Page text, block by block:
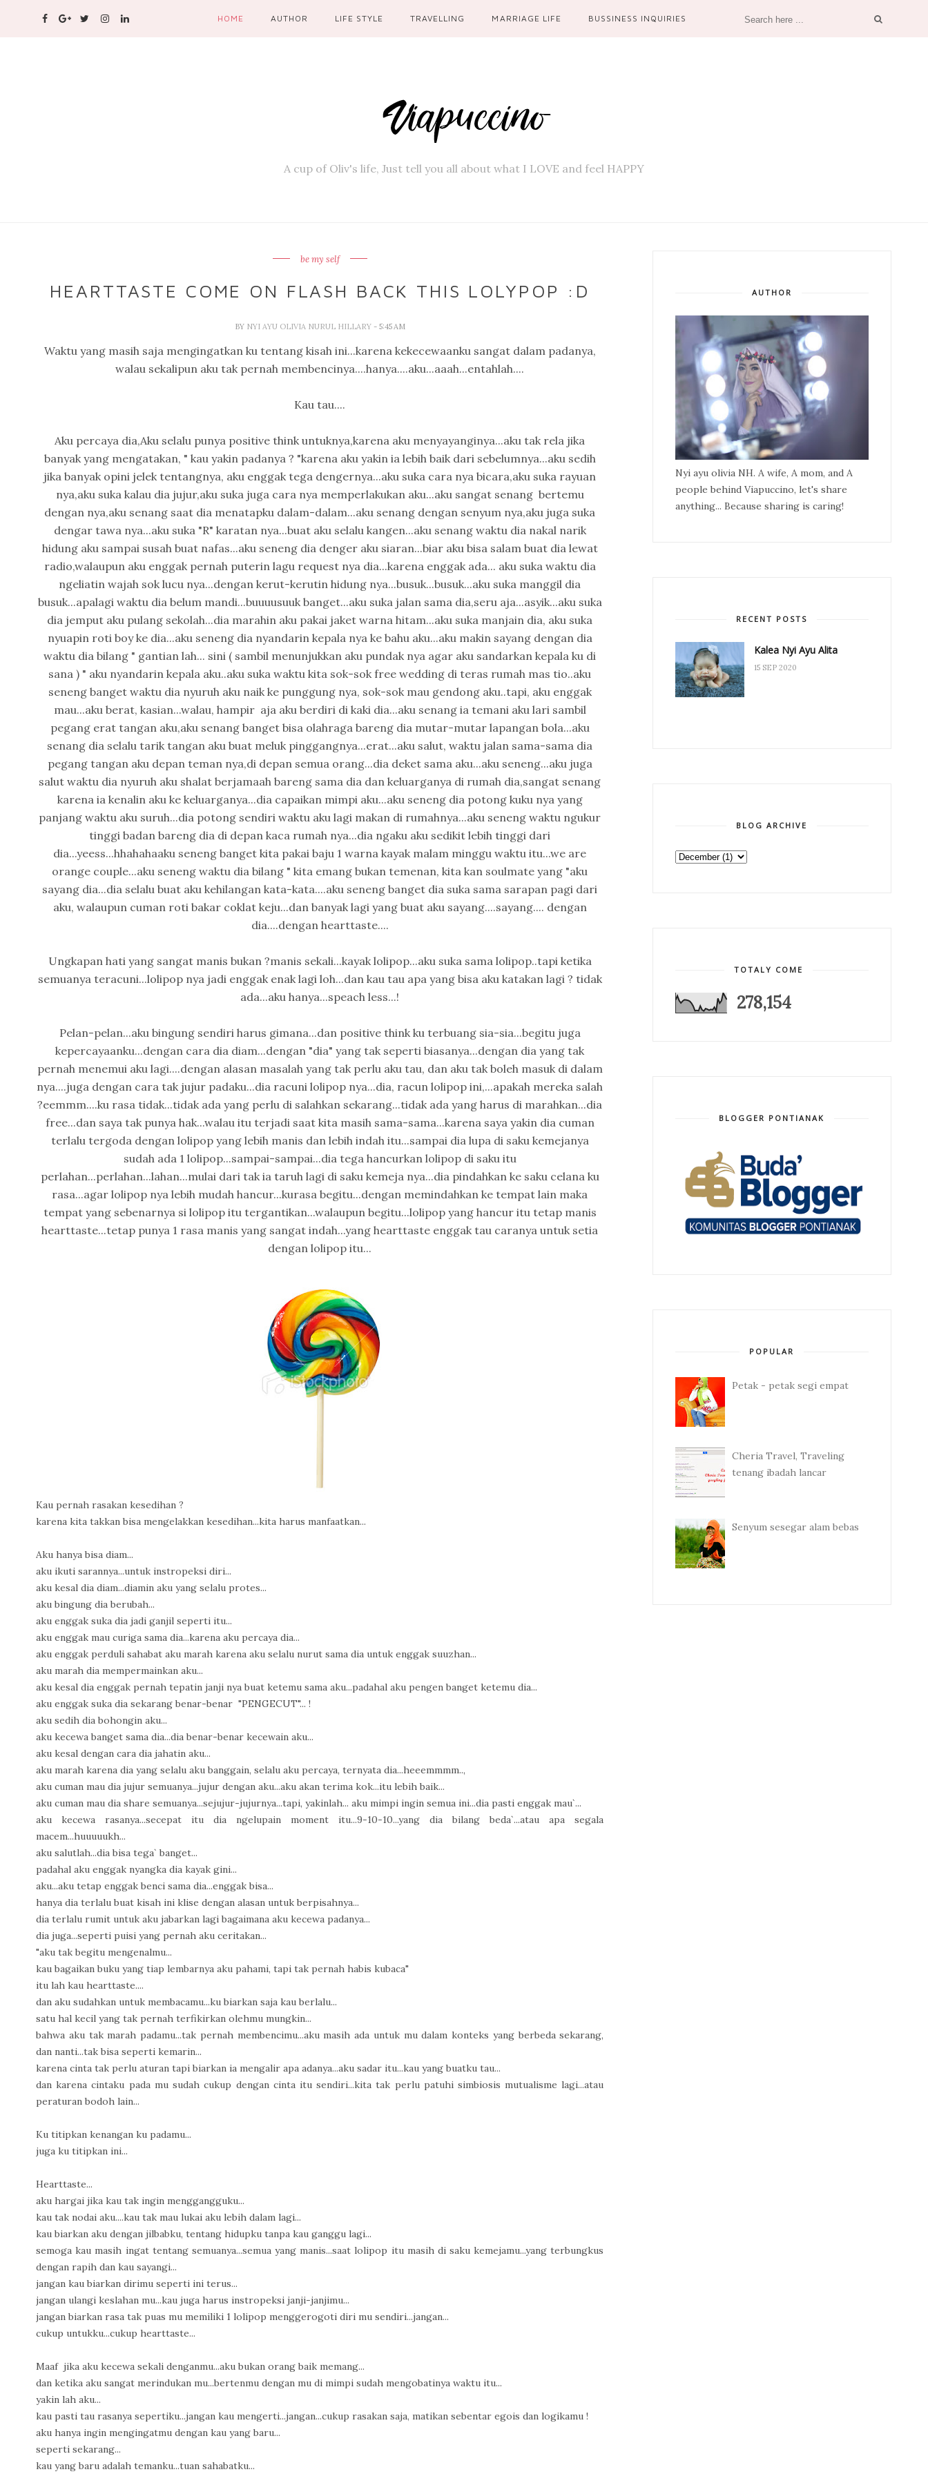
HOME AUTHOR LIFE STYLE TRAVELLING MARRIAGE LIFE BUSSINESS INQUIRIES
A cup of Oliv's life, Just tell you all about what I LOVE and feel HAPPY
be my self
HEARTTASTE COME ON FLASH BACK THIS LOLYPOP :D
BY NYI AYU OLIVIA NURUL HILLARY - 5:45 AM
Waktu yang masih saja mengingatkan ku tentang kisah ini...karena kekecewaanku sangat dalam padanya,
walau sekalipun aku tak pernah membencinya....hanya....aku...aaah...entahlah....
Kau tau....
Aku percaya dia,Aku selalu punya positive think untuknya,karena aku menyayanginya...aku tak rela jika
banyak yang mengatakan, " kau yakin padanya ? "karena aku yakin ia lebih baik dari sebelumnya...aku sedih
jika banyak opini jelek tentangnya, aku enggak tega dengernya...aku suka cara nya bicara,aku suka rayuan
nya,aku suka kalau dia jujur,aku suka juga cara nya memperlakukan aku...aku sangat senang bertemu
dengan nya,aku senang saat dia menatapku dalam-dalam...aku senang dengan senyum nya,aku juga suka
dengar tawa nya...aku suka "R" karatan nya...buat aku selalu kangen...aku senang waktu dia nakal narik
hidung aku sampai susah buat nafas...aku seneng dia denger aku siaran...biar aku bisa salam buat dia lewat
radio,walaupun aku enggak pernah puterin lagu request nya dia...karena enggak ada... aku suka waktu dia
ngeliatin wajah sok lucu nya...dengan kerut-kerutin hidung nya...busuk...busuk...aku suka manggil dia
busuk...apalagi waktu dia belum mandi...buuuusuuk banget...aku suka jalan sama dia,seru aja...asyik...aku suka
dia jemput aku pulang sekolah...dia marahin aku pakai jaket warna hitam...aku suka manjain dia, aku suka
nyuapin roti boy ke dia...aku seneng dia nyandarin kepala nya ke bahu aku...aku makin sayang dengan dia
waktu dia bilang " gantian lah... sini ( sambil menunjukkan aku pundak nya agar aku sandarkan kepala ku di
sana ) " aku nyandarin kepala aku..aku suka waktu kita sok-sok free wedding di teras rumah mas tio..aku
seneng banget waktu dia nyuruh aku naik ke punggung nya, sok-sok mau gendong aku..tapi, aku enggak
mau...aku berat, kasian...walau, hampir aja aku berdiri di kaki dia...aku senang ia temani aku lari sambil
pegang erat tangan aku,aku senang banget bisa olahraga bareng dia mutar-mutar lapangan bola...aku
senang dia selalu tarik tangan aku buat meluk pinggangnya...erat...aku salut, waktu jalan sama-sama dia
pegang tangan aku depan teman nya,di depan semua orang...dia deket sama aku...aku seneng...aku juga
salut waktu dia nyuruh aku shalat berjamaah bareng sama dia dan keluarganya di rumah dia,sangat senang
karena ia kenalin aku ke keluarganya...dia capaikan mimpi aku...aku seneng dia potong kuku nya yang
panjang waktu aku suruh...dia potong sendiri waktu aku lagi makan di rumahnya...aku seneng waktu ngukur
tinggi badan bareng dia di depan kaca rumah nya...dia ngaku aku sedikit lebih tinggi dari
dia...yeess...hhahahaaku seneng banget kita pakai baju 1 warna kayak malam minggu waktu itu...we are
orange couple...aku seneng waktu dia bilang " kita emang bukan temenan, kita kan soulmate yang "aku
sayang dia...dia selalu buat aku kehilangan kata-kata....aku seneng banget dia suka sama sarapan pagi dari
aku, walaupun cuman roti bakar coklat keju...dan banyak lagi yang buat aku sayang....sayang.... dengan
dia....dengan hearttaste....
Ungkapan hati yang sangat manis bukan ?manis sekali...kayak lolipop...aku suka sama lolipop..tapi ketika
semuanya teracuni...lolipop nya jadi enggak enak lagi loh...dan kau tau apa yang bisa aku katakan lagi ? tidak
ada...aku hanya...speach less...!
Pelan-pelan...aku bingung sendiri harus gimana...dan positive think ku terbuang sia-sia...begitu juga
kepercayaanku...dengan cara dia diam...dengan "dia" yang tak seperti biasanya...dengan dia yang tak
pernah menemui aku lagi....dengan alasan masalah yang tak perlu aku tau, dan aku tak boleh masuk di dalam
nya....juga dengan cara tak jujur padaku...dia racuni lolipop nya...dia, racun lolipop ini,...apakah mereka salah
?eemmm....ku rasa tidak...tidak ada yang perlu di salahkan sekarang...tidak ada yang harus di marahkan...dia
free...dan saya tak punya hak...walau itu terjadi saat kita masih sama-sama...karena saya yakin dia cuman
terlalu tergoda dengan lolipop yang lebih manis dan lebih indah itu...sampai dia lupa di saku kemejanya
sudah ada 1 lolipop...sampai-sampai...dia tega hancurkan lolipop di saku itu
perlahan...perlahan...lahan...mulai dari tak ia taruh lagi di saku kemeja nya...dia pindahkan ke saku celana ku
rasa...agar lolipop nya lebih mudah hancur...kurasa begitu...dengan memindahkan ke tempat lain maka
tempat yang sebenarnya si lolipop itu tergantikan...walaupun begitu...lolipop yang hancur itu tetap manis
hearttaste...tetap punya 1 rasa manis yang sangat indah...yang hearttaste enggak tau caranya untuk setia
dengan lolipop itu...
Kau pernah rasakan kesedihan ?
karena kita takkan bisa mengelakkan kesedihan...kita harus manfaatkan...
Aku hanya bisa diam...
aku ikuti sarannya...untuk instropeksi diri...
aku kesal dia diam...diamin aku yang selalu protes...
aku bingung dia berubah...
aku enggak suka dia jadi ganjil seperti itu...
aku enggak mau curiga sama dia...karena aku percaya dia...
aku enggak perduli sahabat aku marah karena aku selalu nurut sama dia untuk enggak suuzhan...
aku marah dia mempermainkan aku...
aku kesal dia enggak pernah tepatin janji nya buat ketemu sama aku...padahal aku pengen banget ketemu dia...
aku enggak suka dia sekarang benar-benar "PENGECUT"... !
aku sedih dia bohongin aku...
aku kecewa banget sama dia...dia benar-benar kecewain aku...
aku kesal dengan cara dia jahatin aku...
aku marah karena dia yang selalu aku banggain, selalu aku percaya, ternyata dia...heeemmmm..,
aku cuman mau dia jujur semuanya...jujur dengan aku...aku akan terima kok...itu lebih baik...
aku cuman mau dia share semuanya...sejujur-jujurnya...tapi, yakinlah... aku mimpi ingin semua ini...dia pasti enggak mau`...
aku kecewa rasanya...secepat itu dia ngelupain moment itu...9-10-10...yang dia bilang beda`...atau apa segala
macem...huuuuukh...
aku salutlah...dia bisa tega` banget...
padahal aku enggak nyangka dia kayak gini...
aku...aku tetap enggak benci sama dia...enggak bisa...
hanya dia terlalu buat kisah ini klise dengan alasan untuk berpisahnya...
dia terlalu rumit untuk aku jabarkan lagi bagaimana aku kecewa padanya...
dia juga...seperti puisi yang pernah aku ceritakan...
"aku tak begitu mengenalmu...
kau bagaikan buku yang tiap lembarnya aku pahami, tapi tak pernah habis kubaca"
itu lah kau hearttaste....
dan aku sudahkan untuk membacamu...ku biarkan saja kau berlalu...
satu hal kecil yang tak pernah terfikirkan olehmu mungkin...
bahwa aku tak marah padamu...tak pernah membencimu...aku masih ada untuk mu dalam konteks yang berbeda sekarang,
dan nanti...tak bisa seperti kemarin...
karena cinta tak perlu aturan tapi biarkan ia mengalir apa adanya...aku sadar itu...kau yang buatku tau...
dan karena cintaku pada mu sudah cukup dengan cinta itu sendiri...kita tak perlu patuhi simbiosis mutualisme lagi...atau
peraturan bodoh lain...
Ku titipkan kenangan ku padamu...
juga ku titipkan ini...
Hearttaste...
aku hargai jika kau tak ingin menggangguku...
kau tak nodai aku....kau tak mau lukai aku lebih dalam lagi...
kau biarkan aku dengan jilbabku, tentang hidupku tanpa kau ganggu lagi...
semoga kau masih ingat tentang semuanya...semua yang manis...saat lolipop itu masih di saku kemejamu...yang terbungkus
dengan rapih dan kau sayangi...
jangan kau biarkan dirimu seperti ini terus...
jangan ulangi keslahan mu...kau juga harus instropeksi janji-janjimu...
jangan biarkan rasa tak puas mu memiliki 1 lolipop menggerogoti diri mu sendiri...jangan...
cukup untukku...cukup hearttaste...
Maaf jika aku kecewa sekali denganmu...aku bukan orang baik memang...
dan ketika aku sangat merindukan mu...bertenmu dengan mu di mimpi sudah mengobatinya waktu itu...
yakin lah aku...
kau pasti tau rasanya sepertiku...jangan kau mengerti...jangan...cukup rasakan saja, matikan sebentar egois dan logikamu !
aku hanya ingin mengingatmu dengan kau yang baru...
seperti sekarang...
kau yang baru adalah temanku...tuan sahabatku...
AUTHOR
Nyi ayu olivia NH. A wife, A mom, and A
people behind Viapuccino, let's share
anything... Because sharing is caring!
RECENT POSTS
Kalea Nyi Ayu Alita
15 SEP 2020
BLOG ARCHIVE
TOTALY COME
278,154
BLOGGER PONTIANAK
POPULAR
Petak - petak segi empat
Cheria Travel, Traveling
tenang ibadah lancar
Senyum sesegar alam bebas